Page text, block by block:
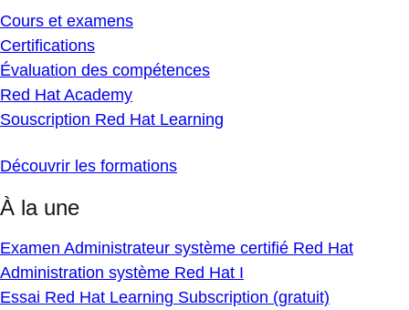
Cours et examens
Certifications
Évaluation des compétences
Red Hat Academy
Souscription Red Hat Learning
Découvrir les formations
À la une
Examen Administrateur système certifié Red Hat
Administration système Red Hat I
Essai Red Hat Learning Subscription (gratuit)